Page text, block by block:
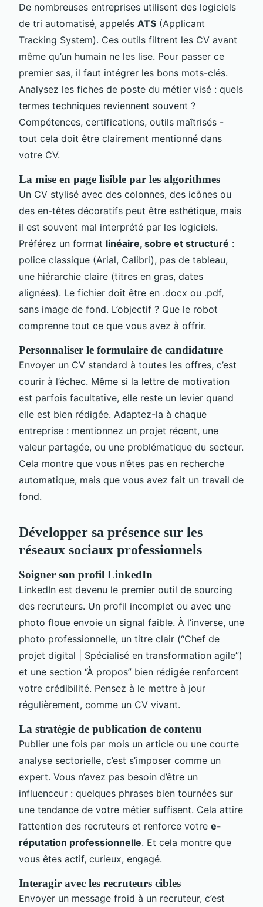
De nombreuses entreprises utilisent des logiciels
de tri automatisé, appelés ATS (Applicant
Tracking System). Ces outils filtrent les CV avant
même qu’un humain ne les lise. Pour passer ce
premier sas, il faut intégrer les bons mots-clés.
Analysez les fiches de poste du métier visé : quels
termes techniques reviennent souvent ?
Compétences, certifications, outils maîtrisés -
tout cela doit être clairement mentionné dans
votre CV.
La mise en page lisible par les algorithmes
Un CV stylisé avec des colonnes, des icônes ou
des en-têtes décoratifs peut être esthétique, mais
il est souvent mal interprété par les logiciels.
Préférez un format linéaire, sobre et structuré :
police classique (Arial, Calibri), pas de tableau,
une hiérarchie claire (titres en gras, dates
alignées). Le fichier doit être en .docx ou .pdf,
sans image de fond. L’objectif ? Que le robot
comprenne tout ce que vous avez à offrir.
Personnaliser le formulaire de candidature
Envoyer un CV standard à toutes les offres, c’est
courir à l’échec. Même si la lettre de motivation
est parfois facultative, elle reste un levier quand
elle est bien rédigée. Adaptez-la à chaque
entreprise : mentionnez un projet récent, une
valeur partagée, ou une problématique du secteur.
Cela montre que vous n’êtes pas en recherche
automatique, mais que vous avez fait un travail de
fond.
Développer sa présence sur les
réseaux sociaux professionnels
Soigner son profil LinkedIn
LinkedIn est devenu le premier outil de sourcing
des recruteurs. Un profil incomplet ou avec une
photo floue envoie un signal faible. À l’inverse, une
photo professionnelle, un titre clair (“Chef de
projet digital | Spécialisé en transformation agile”)
et une section “À propos” bien rédigée renforcent
votre crédibilité. Pensez à le mettre à jour
régulièrement, comme un CV vivant.
La stratégie de publication de contenu
Publier une fois par mois un article ou une courte
analyse sectorielle, c’est s’imposer comme un
expert. Vous n’avez pas besoin d’être un
influenceur : quelques phrases bien tournées sur
une tendance de votre métier suffisent. Cela attire
l’attention des recruteurs et renforce votre e-
réputation professionnelle. Et cela montre que
vous êtes actif, curieux, engagé.
Interagir avec les recruteurs cibles
Envoyer un message froid à un recruteur, c’est